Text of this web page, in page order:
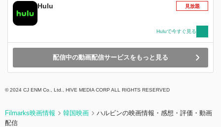
Hulu 見放題
Huluで今すぐ見る
配信中の動画配信サービスをもっと見る
©︎ 2024 CJ ENM Co., Ltd., HIVE MEDIA CORP ALL RIGHTS RESERVED
Filmarks映画情報 韓国映画
ハルビンの映画情報・感想・評価・動画
配信